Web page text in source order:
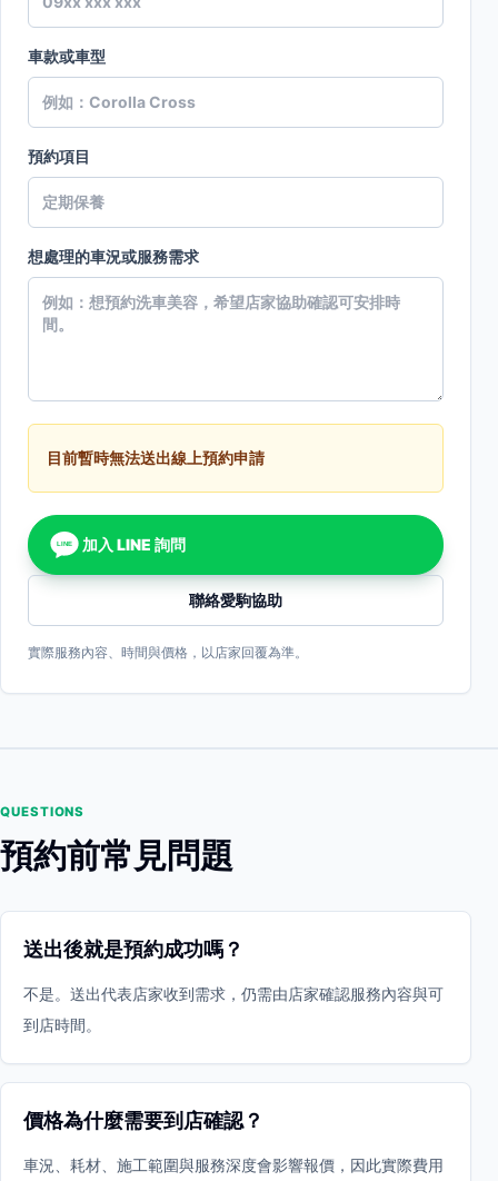
車款或車型
預約項目
想處理的車況或服務需求
目前暫時無法送出線上預約申請
LINE 加入 LINE 詢問
聯絡愛駒協助
實際服務內容、時間與價格，以店家回覆為準。
QUESTIONS
預約前常見問題
送出後就是預約成功嗎？
不是。送出代表店家收到需求，仍需由店家確認服務內容與可
到店時間。
價格為什麼需要到店確認？
車況、耗材、施工範圍與服務深度會影響報價，因此實際費用